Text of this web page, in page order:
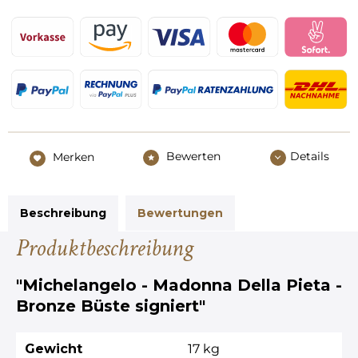
Merken Bewerten Details
Beschreibung Bewertungen
Produktbeschreibung
"Michelangelo - Madonna Della Pieta -
Bronze Büste signiert"
Gewicht 17 kg